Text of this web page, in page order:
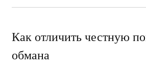
Как отличить честную
обмана